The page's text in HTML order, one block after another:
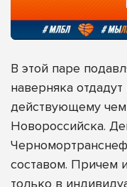
В этой паре
наверняка
действующему
Новороссийска.
составом. Причем
только в